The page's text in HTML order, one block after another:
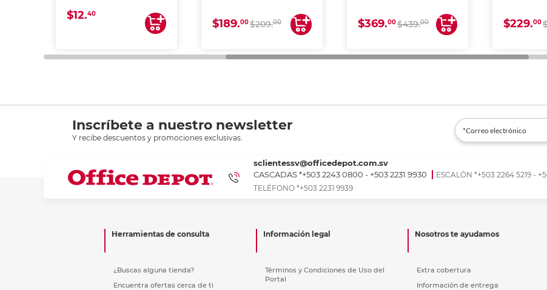
$12.40
$189.00$209.00 $369.00$439.00 $229.00
Inscríbete a nuestro newsletter
Y recibe descuentos y promociones exclusivas.
sclientessv@officedepot.com.sv
CASCADAS *+503 2243 0800 - +503 2231 9930
ESCALÓN *+503 2264 5219 -
TELÉFONO *+503 2231 9939
Herramientas de consulta
¿Buscas alguna tienda?
Encuentra ofertas cerca de ti
Información legal
Términos y Condiciones de Uso del
Portal
Nosotros te ayudamos
Extra cobertura
Información de entrega